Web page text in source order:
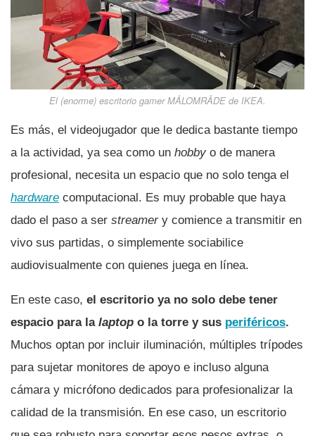
El (enorme) escritorio gamer MÅLOMRÅDE de IKEA.
Es más, el videojugador que le dedica bastante tiempo
a la actividad, ya sea como un hobby o de manera
profesional, necesita un espacio que no solo tenga el
hardware computacional. Es muy probable que haya
dado el paso a ser streamery comience a transmitir en
vivo sus partidas, o simplemente sociabilice
audiovisualmente con quienes juega en línea.
En este caso, el escritorio ya no solo debe tener
espacio para la laptop o la torre y sus periféricos.
Muchos optan por incluir iluminación, múltiples trípodes
para sujetar monitores de apoyo e incluso alguna
cámara y micrófono dedicados para profesionalizar la
calidad de la transmisión. En ese caso, un escritorio